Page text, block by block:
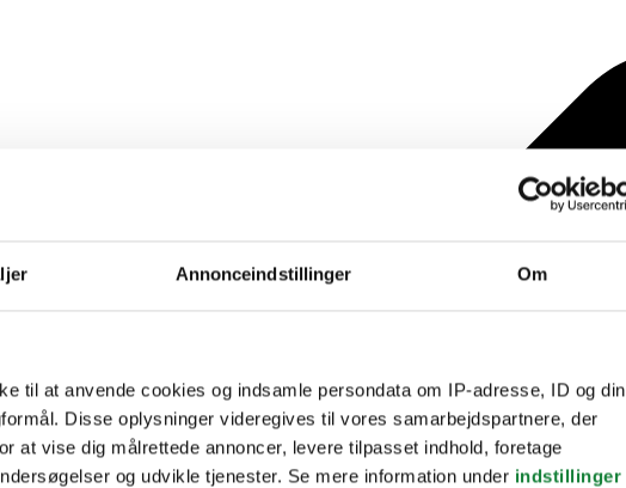
Annonceindstillinger Om
til at anvende cookies og indsamle persondata om IP-adresse, ID og din
Disse oplysninger videregives til vores samarbejdspartnere, der
at vise dig målrettede annoncer, levere tilpasset indhold, foretage
og udvikle tjenester. Se mere information under indstillinger